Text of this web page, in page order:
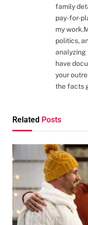
family
pay-for-
my
politics,
analyzing
have
your
the facts
Related Posts